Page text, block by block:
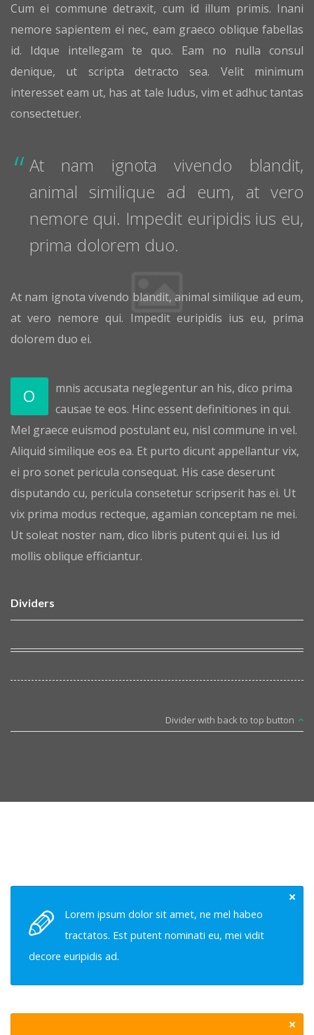
Cum ei commune detraxit, cum id illum primis. Inani
nemore sapientem ei nec, eam graeco oblique fabellas
id. Idque intellegam te quo. Eam no nulla consul
denique, ut scripta detracto sea. Velit minimum
interesset eam ut, has at tale ludus, vim et adhuc tantas
consectetuer.
At nam ignota vivendo blandit,
animal similique ad eum, at vero
nemore qui. Impedit euripidis ius eu,
prima dolorem duo.
At nam ignota vivendo blandit, animal similique ad eum,
at vero nemore qui. Impedit euripidis ius eu, prima
dolorem duo ei.
O
mnis accusata neglegentur an his, dico prima
causae te eos. Hinc essent definitiones in qui.
Mel graece euismod postulant eu, nisl commune in vel.
Aliquid similique eos ea. Et purto dicunt appellantur vix,
ei pro sonet pericula consequat. His case deserunt
disputando cu, pericula consetetur scripserit has ei. Ut
vix prima modus recteque, agamian conceptam ne mei.
Ut soleat noster nam, dico libris putent qui ei. Ius id
mollis oblique efficiantur.
Dividers
Divider with back to top button
Lorem ipsum dolor sit amet, ne mel habeo
tractatos. Est putent nominati eu, mei vidit
decore euripidis ad.